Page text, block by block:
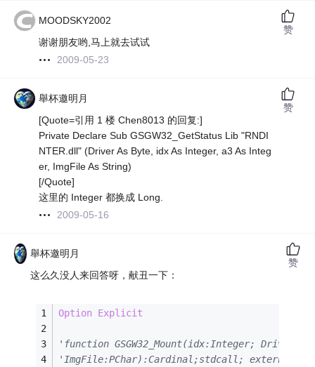
MOODSKY2002
谢谢朋友哟,马上就去试试
2009-05-23
赞
舉杯邀明月
[Quote=引用 1 楼 Chen8013 的回复:]
Private Declare Sub GSGW32_GetStatus Lib "RNDI
NTER.dll" (Driver As Byte, idx As Integer, a3 As Integ
er, ImgFile As String)
[/Quote]
这里的 Integer 都换成 Long.
2009-05-16
赞
舉杯邀明月
这么久没人来回答呀，献丑一下：
Option Explicit
'function GSGW32_Mount(idx:Integer;
'ImgFile:PChar):Cardinal;stdcall; external
赞